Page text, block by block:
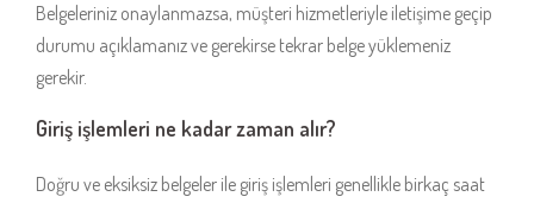
Belgeleriniz onaylanmazsa, müşteri hizmetleriyle iletişime geçip
durumu açıklamanız ve gerekirse tekrar belge yüklemeniz
gerekir.
Giriş işlemleri ne kadar zaman alır?
Doğru ve eksiksiz belgeler ile giriş işlemleri genellikle birkaç saat